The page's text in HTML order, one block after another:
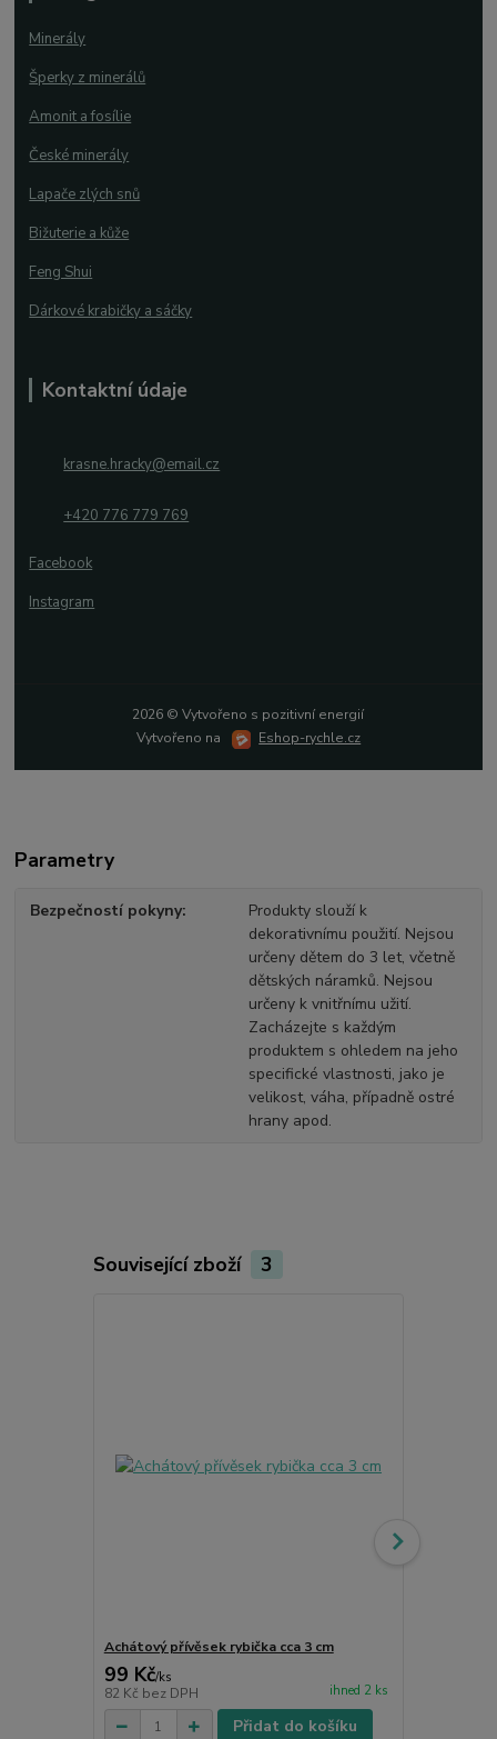
Minerály
Šperky z minerálů
Amonit a fosílie
České minerály
Lapače zlých snů
Bižuterie a kůže
Feng Shui
Dárkové krabičky a sáčky
Kontaktní údaje
krasne.hracky@email.cz
+420 776 779 769
Facebook
Instagram
2026 © Vytvořeno s pozitivní energií
Vytvořeno na
Eshop-rychle.cz
Parametry
Bezpečností pokyny
Produkty slouží k
dekorativnímu použití. Nejsou
určeny dětem do 3 let, včetně
dětských náramků. Nejsou
určeny k vnitřnímu užití.
Zacházejte s každým
produktem s ohledem na jeho
specifické vlastnosti, jako je
velikost, váha, případně ostré
hrany apod.
Související zboží 3
Achátový přívěsek rybička cca 3 cm
99 Kč/ks
82 Kč bez DPH ihned 2 ks
Přidat do košíku